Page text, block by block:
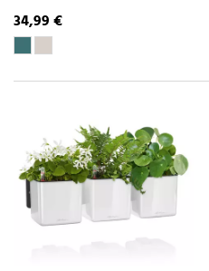
34,99 €